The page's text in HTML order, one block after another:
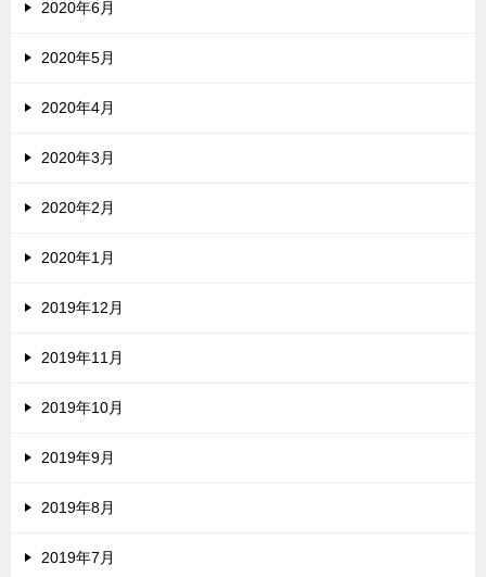
2020年6月
2020年5月
2020年4月
2020年3月
2020年2月
2020年1月
2019年12月
2019年11月
2019年10月
2019年9月
2019年8月
2019年7月